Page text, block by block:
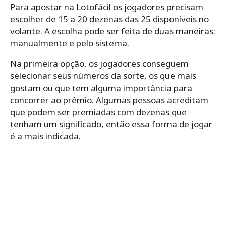
Para apostar na Lotofácil os jogadores precisam
escolher de 15 a 20 dezenas das 25 disponíveis no
volante. A escolha pode ser feita de duas maneiras:
manualmente e pelo sistema.
Na primeira opção, os jogadores conseguem
selecionar seus números da sorte, os que mais
gostam ou que tem alguma importância para
concorrer ao prêmio. Algumas pessoas acreditam
que podem ser premiadas com dezenas que
tenham um significado, então essa forma de jogar
é a mais indicada.